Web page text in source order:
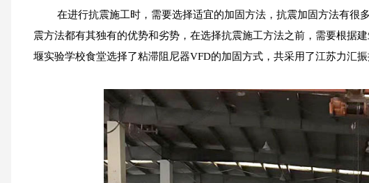
在进行抗震施工时，需要选择适宜的加固方法，抗震加固方法有很
震方法都有其独有的优势和劣势，在选择抗震施工方法之前，需要根据
堰实验学校食堂选择了粘滞阻尼器VFD的加固方式，共采用了江苏力汇